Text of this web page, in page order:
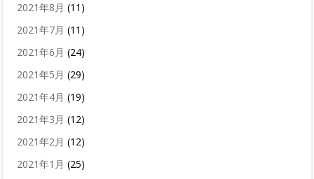
2021年8月 (11)
2021年7月 (11)
2021年6月 (24)
2021年5月 (29)
2021年4月 (19)
2021年3月 (12)
2021年2月 (12)
2021年1月 (25)